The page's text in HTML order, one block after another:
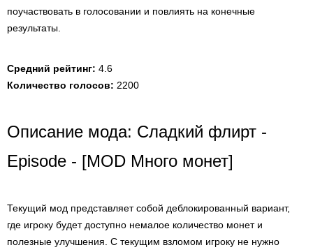
поучаствовать в голосовании и повлиять на конечные
результаты.
Средний рейтинг: 4.6
Количество голосов: 2200
Описание мода: Сладкий флирт -
Episode - [MOD Много монет]
Текущий мод представляет собой деблокированный вариант,
где игроку будет доступно немалое количество монет и
полезные улучшения. С текущим взломом игроку не нужно